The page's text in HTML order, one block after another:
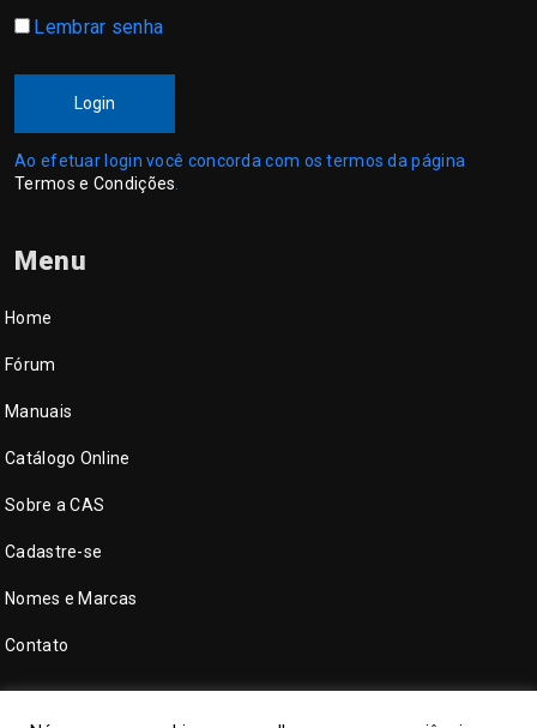
Lembrar senha
Login
Ao efetuar login você concorda com os termos da página
Termos e Condições
Menu
Home
Fórum
Manuais
Catálogo Online
Sobre a CAS
Cadastre-se
Nomes e Marcas
Contato